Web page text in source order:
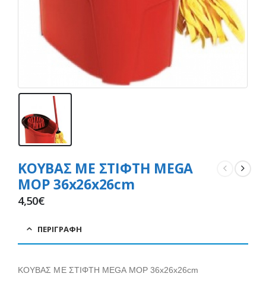
ΚΟΥΒΑΣ ΜΕ ΣΤΙΦΤΗ MEGA
MOP 36x26x26cm
4,50€
ΠΕΡΙΓΡΑΦΉ
ΚΟΥΒΑΣ ΜΕ ΣΤΙΦΤΗ MEGA MOP 36x26x26cm